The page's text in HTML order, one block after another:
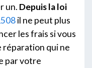
un. Depuis la loi
il ne peut plus
les frais si vous
réparation qui ne
par votre